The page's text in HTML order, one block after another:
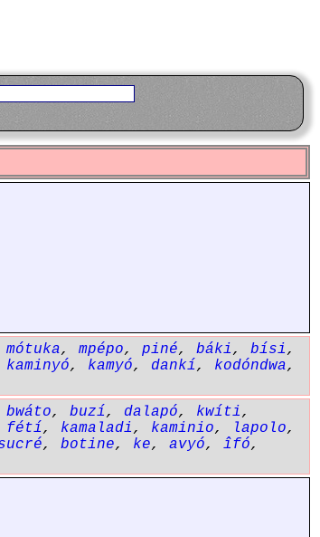
mótuka, mpépo, piné, báki, bísi,
kaminyó, kamyó, dankí, kodóndwa,
bwáto, buzí, dalapó, kwíti,
fétí, kamaladi, kaminio, lapolo,
, botine, ke, avyó, îfó,